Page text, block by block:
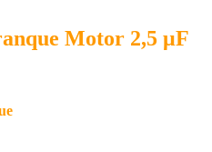
Motor 2,5 μF